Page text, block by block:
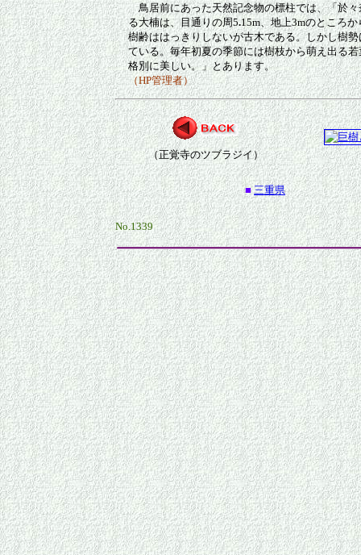
鳥居前にあった天然記念物の標柱では、「於々
る大楠は、目通りの周5.15m、地上3mのところ
樹齢ははっきりしないが古木である。しかし樹
ている。毎年初夏の季節には樹枝から萌え出る
格別に美しい。」とあります。
（HP管理者）
（正覚寺のツブラジイ）
■ 三重県
No.1339